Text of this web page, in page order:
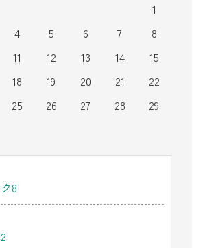
1
4 5 6 7
8
11 12 13 14
15
18 19 20 21
22
25 26 27 28
29
8